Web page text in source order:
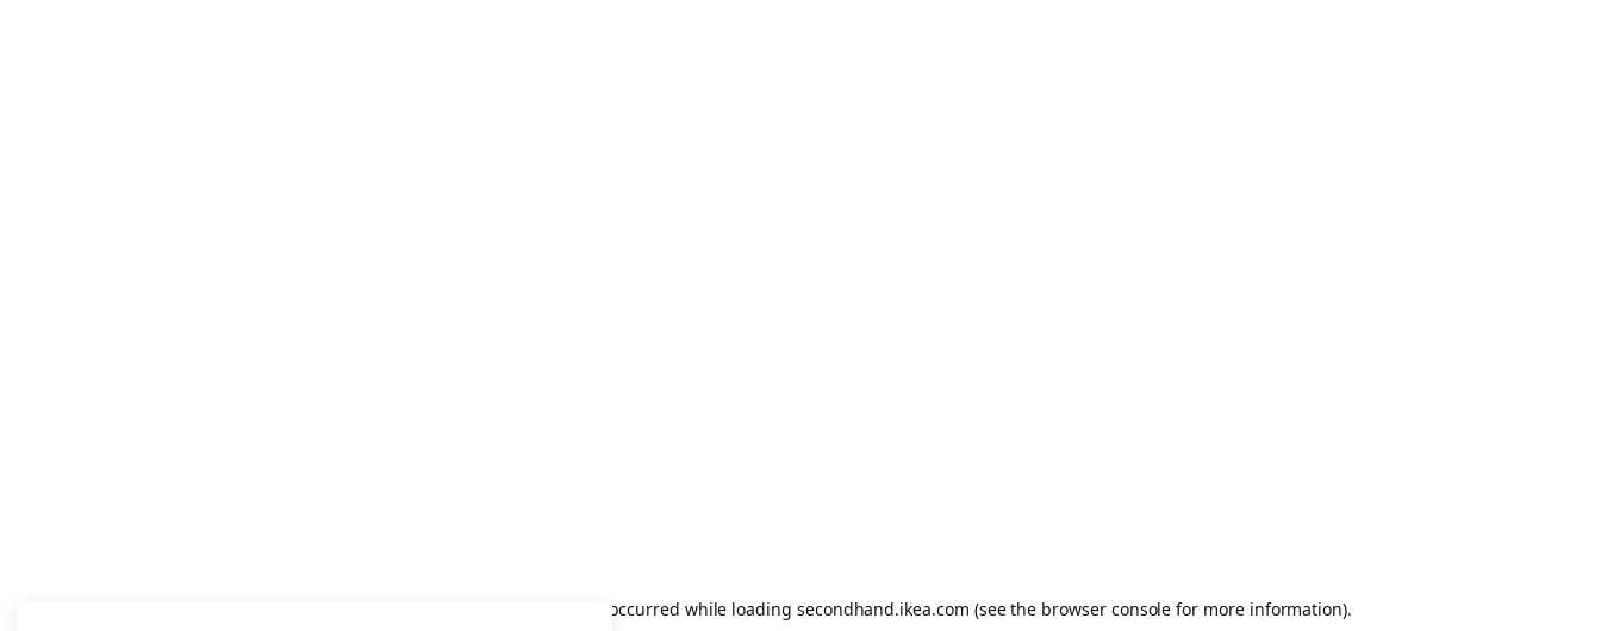
Application error: a client-side exception has occurred while loading secondhand.ikea.com (see the browser console for more information).